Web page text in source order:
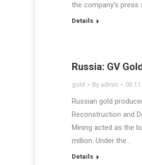
the company’s press
Details
Russia: GV
gold By admin
Russian gold
Reconstruction and
Mining acted as the
million. Under the…
Details